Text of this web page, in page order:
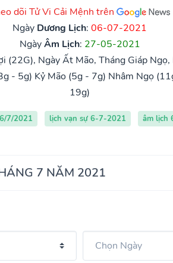
dõi Tử Vi Cải Mệnh trên
Ngày Dương Lịch: 06-07-2021
NgàyÂm Lịch: 27-05-2021
(22G), Ngày Ất Mão, Tháng Giáp Ngọ,
- 5g) Kỷ Mão (5g - 7g) Nhâm Ngọ
19g)
7/2021 lịch vạn sự 6-7-2021 âm lịch
7 NĂM 2021